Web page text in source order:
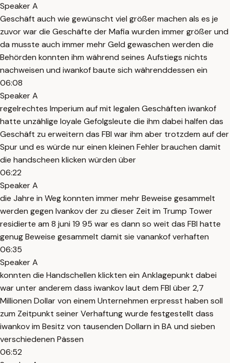
Speaker A
Geschäft auch wie gewünscht viel größer machen als es je
zuvor war die Geschäfte der Mafia wurden immer größer und
da musste auch immer mehr Geld gewaschen werden die
Behörden konnten ihm während seines Aufstiegs nichts
nachweisen und iwankof baute sich währenddessen ein
06:08
Speaker A
regelrechtes Imperium auf mit legalen Geschäften iwankof
hatte unzählige loyale Gefolgsleute die ihm dabei halfen das
Geschäft zu erweitern das FBI war ihm aber trotzdem auf der
Spur und es würde nur einen kleinen Fehler brauchen damit
die handscheen klicken würden über
06:22
Speaker A
die Jahre in Weg konnten immer mehr Beweise gesammelt
werden gegen Ivankov der zu dieser Zeit im Trump Tower
residierte am 8 juni 19 95 war es dann so weit das FBI hatte
genug Beweise gesammelt damit sie vanankof verhaften
06:35
Speaker A
konnten die Handschellen klickten ein Anklagepunkt dabei
war unter anderem dass iwankov laut dem FBI über 2,7
Millionen Dollar von einem Unternehmen erpresst haben soll
zum Zeitpunkt seiner Verhaftung wurde festgestellt dass
iwankov im Besitz von tausenden Dollarn in BA und sieben
verschiedenen Pässen
06:52